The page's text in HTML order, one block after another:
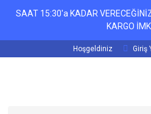
SAAT 15:30'a KADAR
KARGO
Hoşgeldiniz Giriş